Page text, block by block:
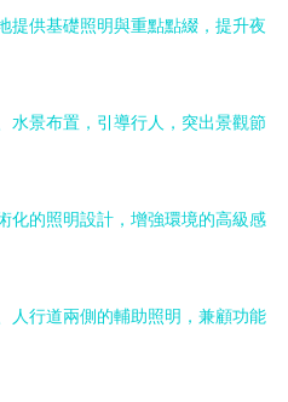
提供基礎照明與重點點綴，提升夜
水景布置，引導行人，突出景觀節
化的照明設計，增強環境的高級感
人行道兩側的輔助照明，兼顧功能